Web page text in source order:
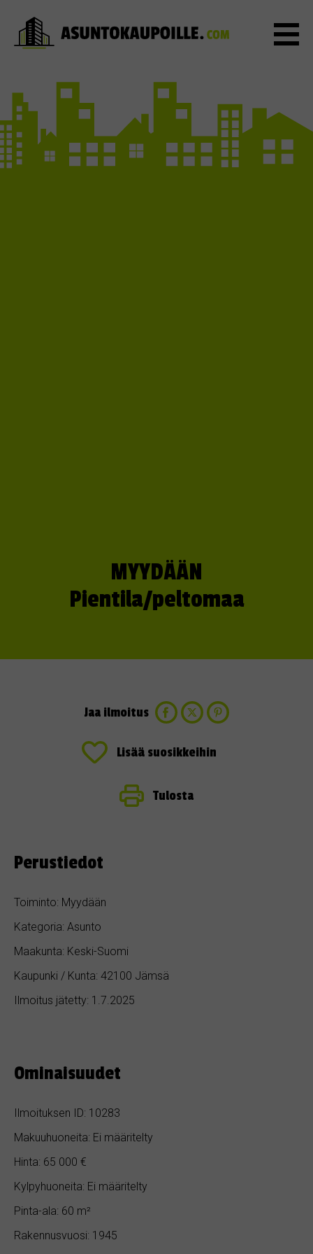
MYYDÄÄN
Pientila/peltomaa
Jaa ilmoitus
Lisää suosikkeihin
Tulosta
Perustiedot
Toiminto: Myydään
Kategoria: Asunto
Maakunta: Keski-Suomi
Kaupunki / Kunta: 42100 Jämsä
Ilmoitus jätetty: 1.7.2025
Ominaisuudet
Ilmoituksen ID: 10283
Makuuhuoneita: Ei määritelty
Hinta: 65 000 €
Kylpyhuoneita: Ei määritelty
Pinta-ala: 60 m²
Rakennusvuosi: 1945